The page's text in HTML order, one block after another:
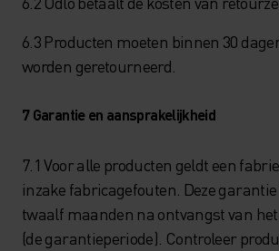
6.3 Producten moeten binnen 30
worden geretourneerd.
7 Garantie en aansprakelijkheid
7.1 Voor alle producten geldt een
inzake fabricagefouten. Deze
twaalf maanden na ontvangst van
(de garantieperiode). Controleer